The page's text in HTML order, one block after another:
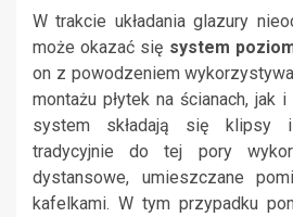
W trakcie układania glazury
może okazać się system
on z powodzeniem
montażu płytek na ścianach, jak
system składają się klipsy i
tradycyjnie do tej pory
dystansowe, umieszczane
kafelkami. W tym przypadku